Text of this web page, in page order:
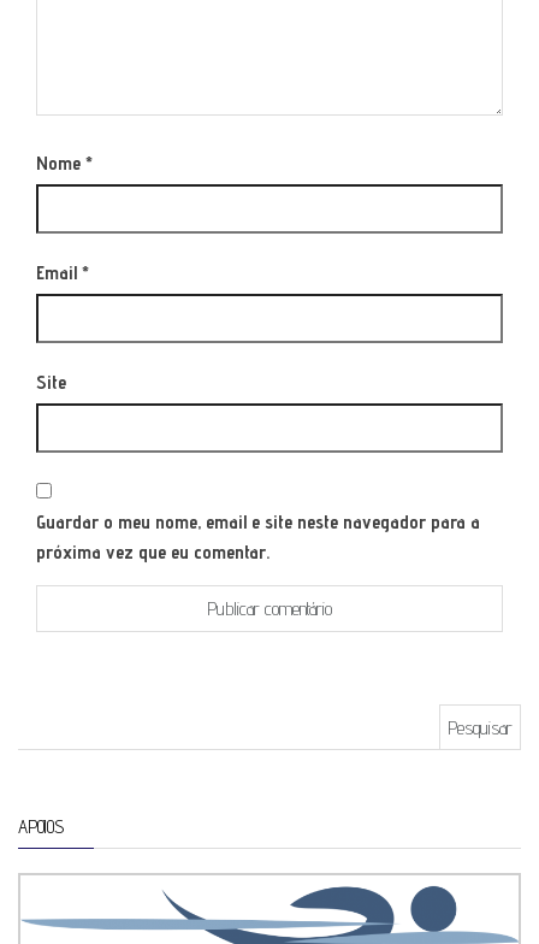
Nome *
Email *
Site
Guardar o meu nome, email e site neste navegador para a
próxima vez que eu comentar.
APOIOS